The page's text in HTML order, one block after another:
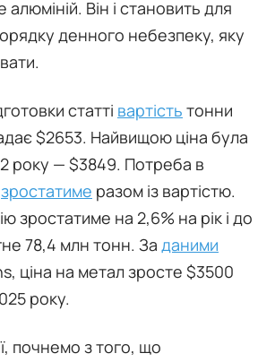
алюміній. Він і становить для
денного небезпеку, яку
статті вартість тонни
$2653. Найвищою ціна була
року — $3849. Потреба в
зростатиме разом із вартістю.
зростатиме на 2,6% на рік і до
78,4 млн тонн. За даними
ціна на метал зросте $3500
року.
почнемо з того, що